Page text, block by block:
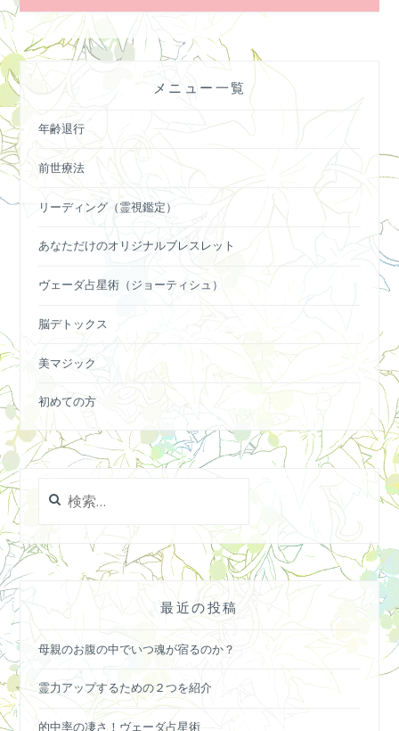
ー
シ
ョ
ン
メニュー一覧
年齢退行
前世療法
リーディング（霊視鑑定）
あなただけのオリジナルブレスレット
ヴェーダ占星術（ジョーティシュ）
脳デトックス
美マジック
初めての方
索:
最近の投稿
母親のお腹の中でいつ魂が宿るのか？
霊力アップするための２つを紹介
的中率の凄さ！ヴェーダ占星術